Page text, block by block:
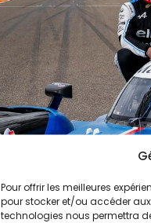
Pour offrir les meilleures
pour stocker et/ou accéder
technologies nous permettra